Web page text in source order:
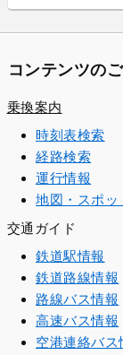
コンテンツの
乗換案内
時刻表検索
経路検索
運行情報
地図・スポッ
交通ガイド
鉄道駅情報
鉄道路線情報
路線バス情報
高速バス情報
空港連絡バス